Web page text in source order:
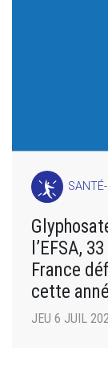
l’EFSA,
France
cette
JEU 6 JUIL